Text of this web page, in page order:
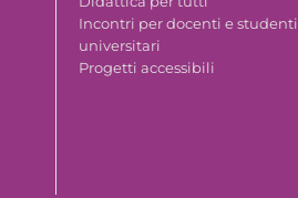
Incontri per docenti e studenti
universitari
Progetti accessibili